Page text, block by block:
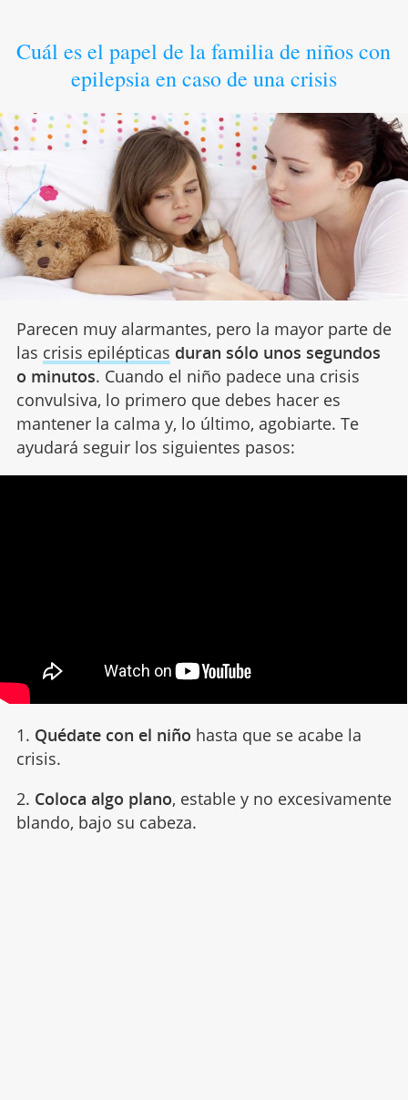
Cuál es el papel de la familia de niños con
epilepsia en caso de una crisis
Parecen muy alarmantes, pero la mayor parte de
las crisis epilépticas duran sólo unos segundos
o minutos. Cuando el niño padece una crisis
convulsiva, lo primero que debes hacer es
mantener la calma y, lo último, agobiarte. Te
ayudará seguir los siguientes pasos:
1. Quédate con el niño hasta que se acabe la
crisis.
2. Coloca algo plano, estable y no excesivamente
blando, bajo su cabeza.